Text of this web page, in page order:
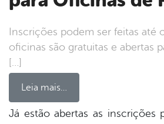
oficinas são gratuitas e abertas
[…]
Leia mais…
Já estão abertas as inscrições